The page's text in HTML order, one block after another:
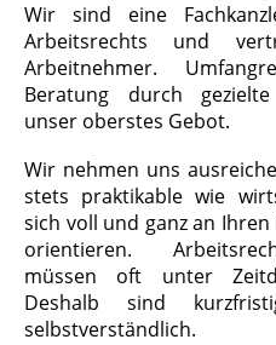
Wir sind eine
Arbeitsrechts und
Arbeitnehmer.
Beratung durch
unser oberstes Gebot.
Wir nehmen uns
stets praktikable wie
sich voll und ganz an
orientieren.
müssen oft unter
Deshalb sind
selbstverständlich.